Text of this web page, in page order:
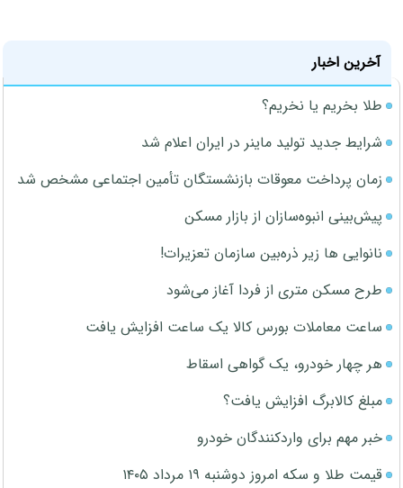
آخرین اخبار
طلا بخریم یا نخریم؟
شرایط جدید تولید ماینر در ایران اعلام شد
زمان پرداخت معوقات بازنشستگان تأمین اجتماعی مشخص شد
پیش‌بینی انبوه‌سازان از بازار مسکن
نانوایی ها زیر ذره‌بین سازمان تعزیرات!
طرح مسکن متری از فردا آغاز می‌شود
ساعت معاملات بورس کالا یک ساعت افزایش یافت
هر چهار خودرو، یک گواهی اسقاط
مبلغ کالابرگ افزایش یافت؟
خبر مهم برای واردکنندگان خودرو
قیمت طلا و سکه امروز دوشنبه ۱۹ مرداد ۱۴۰۵